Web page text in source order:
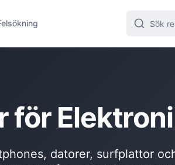
för
datorer, surfplattor